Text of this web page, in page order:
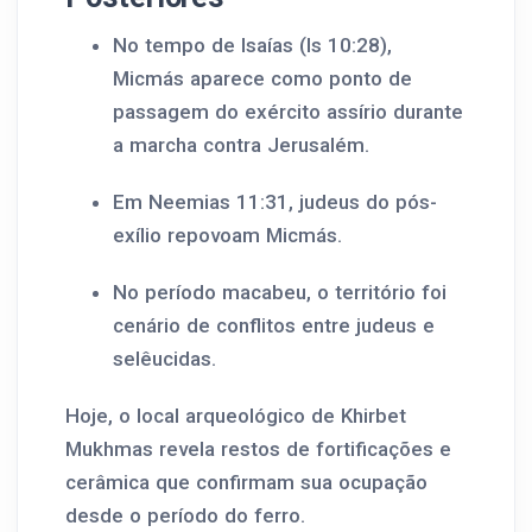
No tempo de Isaías (Is 10:28),
Micmás aparece como ponto de
passagem do exército assírio durante
a marcha contra Jerusalém.
Em Neemias 11:31, judeus do pós-
exílio repovoam Micmás.
No período macabeu, o território foi
cenário de conflitos entre judeus e
selêucidas.
Hoje, o local arqueológico de Khirbet
Mukhmas revela restos de fortificações e
cerâmica que confirmam sua ocupação
desde o período do ferro.